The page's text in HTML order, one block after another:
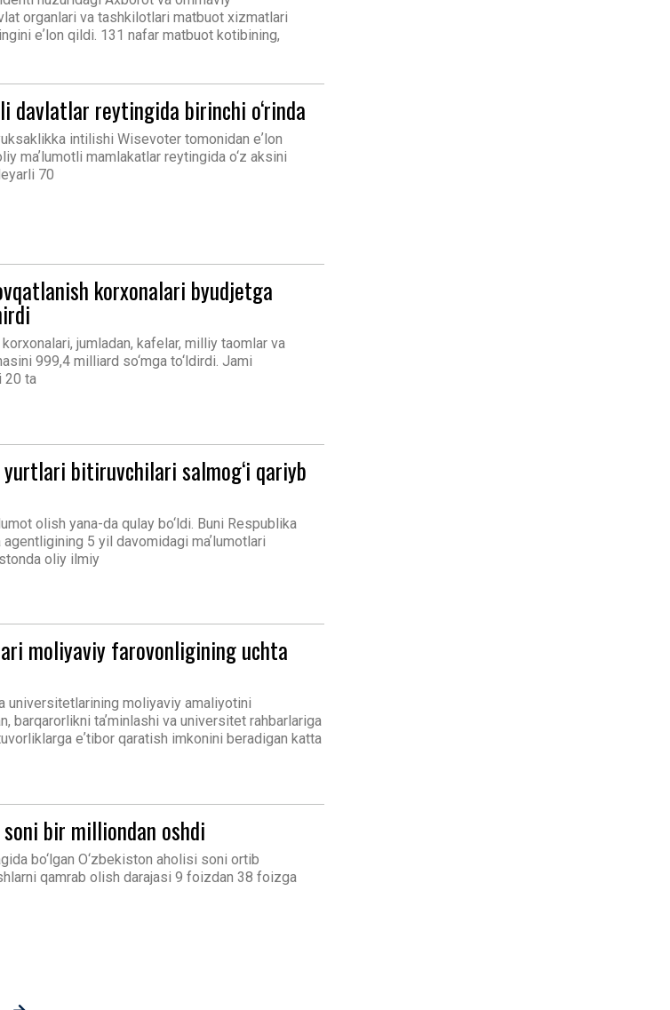
organlari va tashkilotlari matbuot xizmatlari
eʼlon qildi. 131 nafar matbuot kotibining,
davlatlar reytingida birinchi o‘rinda
intilishi Wisevoter tomonidan eʼlon
maʼlumotli mamlakatlar reytingida o‘z aksini
70
korxonalari byudjetga
jumladan, kafelar, milliy taomlar va
999,4 milliard so‘mga to‘ldirdi. Jami
20 ta
yurtlari bitiruvchilari salmog‘i qariyb
olish yana-da qulay bo‘ldi. Buni Respublika
5 yil davomidagi maʼlumotlari
oliy ilmiy
moliyaviy farovonligining uchta
universitetlarining moliyaviy amaliyotini
barqarorlikni taʼminlashi va universitet rahbarlariga
eʼtibor qaratish imkonini beradigan katta
bir milliondan oshdi
bo‘lgan O‘zbekiston aholisi soni ortib
qamrab olish darajasi 9 foizdan 38 foizga